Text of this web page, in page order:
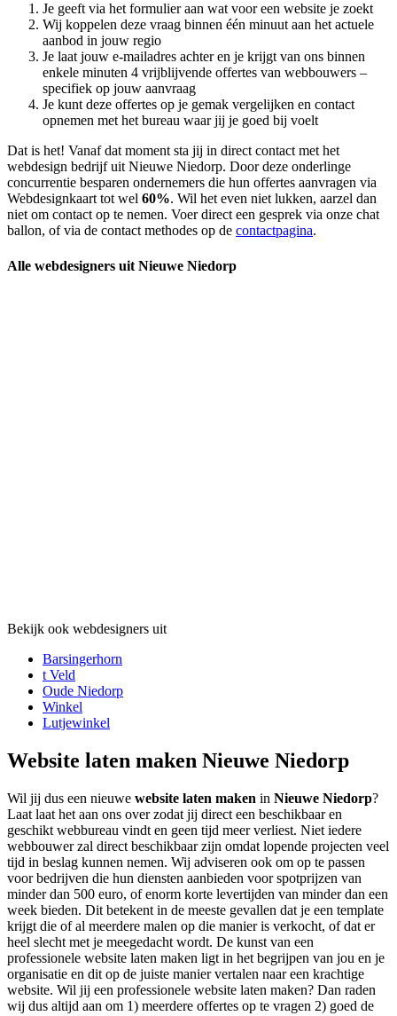
Je geeft via het formulier aan wat voor een website je zoekt
Wij koppelen deze vraag binnen één minuut aan het actuele
aanbod in jouw regio
Je laat jouw e-mailadres achter en je krijgt van ons binnen
enkele minuten 4 vrijblijvende offertes van webbouwers –
specifiek op jouw aanvraag
Je kunt deze offertes op je gemak vergelijken en contact
opnemen met het bureau waar jij je goed bij voelt
Dat is het! Vanaf dat moment sta jij in direct contact met het
webdesign bedrijf uit Nieuwe Niedorp. Door deze onderlinge
concurrentie besparen ondernemers die hun offertes aanvragen via
Webdesignkaart tot wel 60%. Wil het even niet lukken, aarzel dan
niet om contact op te nemen. Voer direct een gesprek via onze chat
ballon, of via de contact methodes op de contactpagina.
Alle webdesigners uit Nieuwe Niedorp
Bekijk ook webdesigners uit
Barsingerhorn
t Veld
Oude Niedorp
Winkel
Lutjewinkel
Website laten maken Nieuwe Niedorp
Wil jij dus een nieuwe website laten maken in Nieuwe Niedorp?
Laat laat het aan ons over zodat jij direct een beschikbaar en
geschikt webbureau vindt en geen tijd meer verliest. Niet iedere
webbouwer zal direct beschikbaar zijn omdat lopende projecten veel
tijd in beslag kunnen nemen. Wij adviseren ook om op te passen
voor bedrijven die hun diensten aanbieden voor spotprijzen van
minder dan 500 euro, of enorm korte levertijden van minder dan een
week bieden. Dit betekent in de meeste gevallen dat je een template
krijgt die of al meerdere malen op die manier is verkocht, of dat er
heel slecht met je meegedacht wordt. De kunst van een
professionele website laten maken ligt in het begrijpen van jou en je
organisatie en dit op de juiste manier vertalen naar een krachtige
website. Wil jij een professionele website laten maken? Dan raden
wij dus altijd aan om 1) meerdere offertes op te vragen 2) goed de